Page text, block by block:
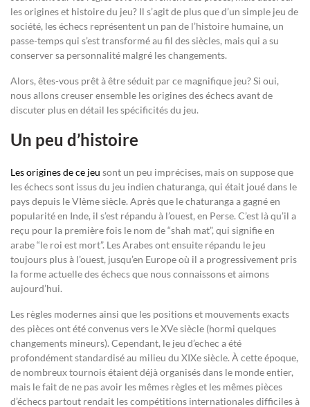
les origines et histoire du jeu? Il s’agit de plus que d’un simple jeu de
société, les échecs représentent un pan de l’histoire humaine, un
passe-temps qui s’est transformé au fil des siècles, mais qui a su
conserver sa personnalité malgré les changements.
Alors, êtes-vous prêt à être séduit par ce magnifique jeu? Si oui,
nous allons creuser ensemble les origines des échecs avant de
discuter plus en détail les spécificités du jeu.
Un peu d’histoire
Les origines de ce jeu sont un peu imprécises, mais on suppose que
les échecs sont issus du jeu indien chaturanga, qui était joué dans le
pays depuis le VIème siècle. Après que le chaturanga a gagné en
popularité en Inde, il s’est répandu à l’ouest, en Perse. C’est là qu’il a
reçu pour la première fois le nom de “shah mat”, qui signifie en
arabe “le roi est mort”. Les Arabes ont ensuite répandu le jeu
toujours plus à l’ouest, jusqu’en Europe où il a progressivement pris
la forme actuelle des échecs que nous connaissons et aimons
aujourd’hui.
Les règles modernes ainsi que les positions et mouvements exacts
des pièces ont été convenus vers le XVe siècle (hormi quelques
changements mineurs). Cependant, le jeu d’echec a été
profondément standardisé au milieu du XIXe siècle. À cette époque,
de nombreux tournois étaient déjà organisés dans le monde entier,
mais le fait de ne pas avoir les mêmes règles et les mêmes pièces
d’échecs partout rendait les compétitions internationales difficiles à